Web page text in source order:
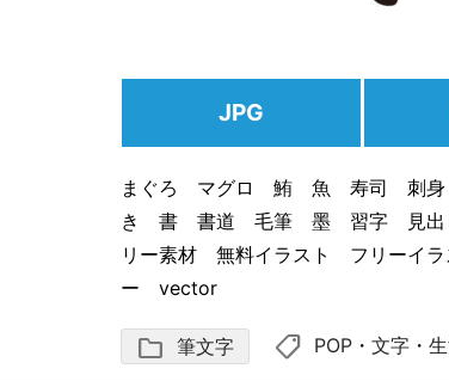
JPG
まぐろ マグロ 鮪 魚 寿司 刺
き 書 書道 毛筆 墨 習字 見出
リー素材 無料イラスト フリーイ
ー vector
folder 筆文字 shoppingmode POP ・文字 ・